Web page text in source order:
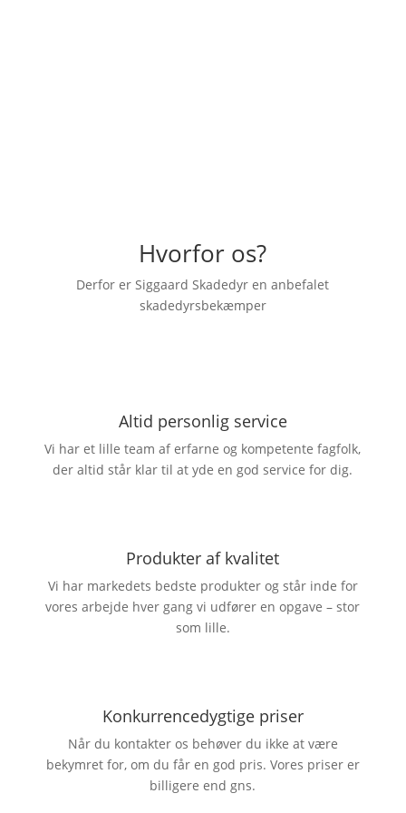
Hvorfor os?
Derfor er Siggaard Skadedyr en anbefalet
skadedyrsbekæmper
Altid personlig service
Vi har et lille team af erfarne og kompetente fagfolk,
der altid står klar til at yde en god service for dig.
Produkter af kvalitet
Vi har markedets bedste produkter og står inde for
vores arbejde hver gang vi udfører en opgave – stor
som lille.
Konkurrencedygtige priser
Når du kontakter os behøver du ikke at være
bekymret for, om du får en god pris. Vores priser er
billigere end gns.